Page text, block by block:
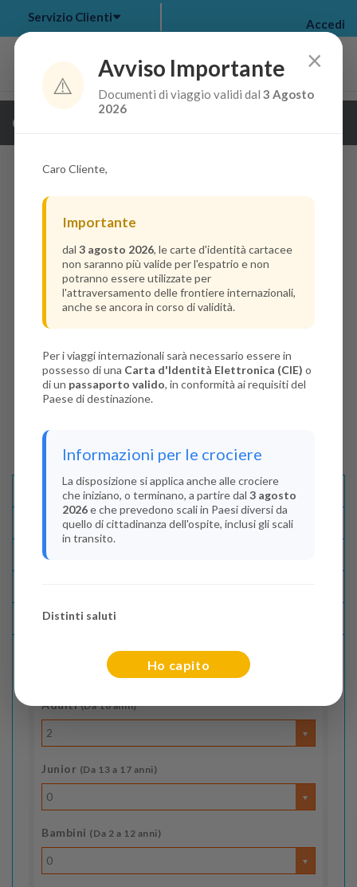
my bookings >
Servizio Clienti Accedi
Guarda i dettagli della crociera
Descrizione E Itinerario
Disponibilità
Lascia La Tua Recensione
Indica il numero dei passeggeri
Adulti(Da 18 anni)
2
Junior (Da 13 a 17 anni)
0
Bambini (Da 2 a 12 anni)
0
×
⚠️
Avviso Importante
Documenti di viaggio validi dal3 Agosto
2026
Caro Cliente,
Importante
dal 3 agosto 2026, le carte d'identità cartacee
non saranno più valide per l'espatrio e non
potranno essere utilizzate per
l'attraversamento delle frontiere internazionali,
anche se ancora in corso di validità.
Per i viaggi internazionali sarà necessario essere in
possesso di una Carta d'Identità Elettronica (CIE) o
di un passaporto valido, in conformità ai requisiti del
Paese di destinazione.
Informazioni per le crociere
La disposizione si applica anche alle crociere
che iniziano, o terminano, a partire dal 3 agosto
2026e che prevedono scali in Paesi diversi da
quello di cittadinanza dell'ospite, inclusi gli scali
in transito.
Distinti saluti
Ho capito